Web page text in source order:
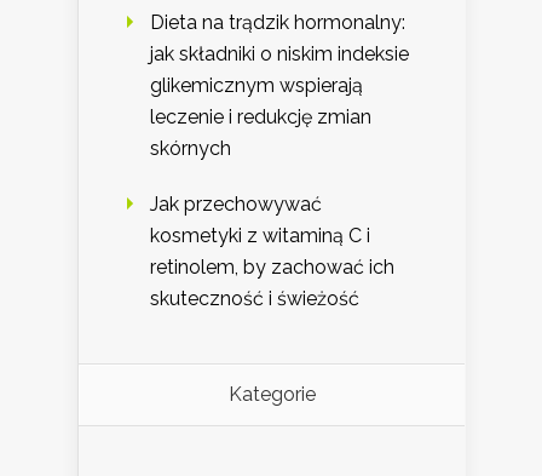
Dieta na trądzik hormonalny:
jak składniki o niskim indeksie
glikemicznym wspierają
leczenie i redukcję zmian
skórnych
Jak przechowywać
kosmetyki z witaminą C i
retinolem, by zachować ich
skuteczność i świeżość
Kategorie